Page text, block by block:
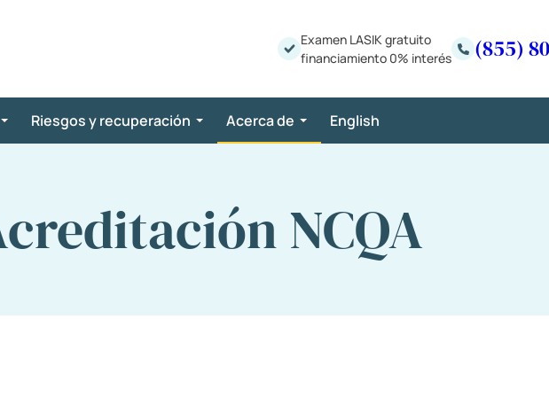
Examen LASIK gratuito
financiamiento 0% interés
(855)
Riesgos y recuperación Acerca de English
NCQA